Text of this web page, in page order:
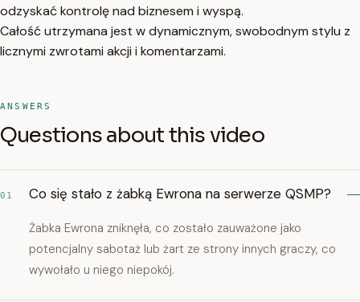
odzyskać kontrolę nad biznesem i wyspą.
Całość utrzymana jest w dynamicznym, swobodnym stylu z
licznymi zwrotami akcji i komentarzami.
ANSWERS
Questions about this video
01 Co się stało z żabką Ewrona na serwerze QSMP?
Żabka Ewrona zniknęła, co zostało zauważone jako
potencjalny sabotaż lub żart ze strony innych graczy, co
wywołało u niego niepokój.